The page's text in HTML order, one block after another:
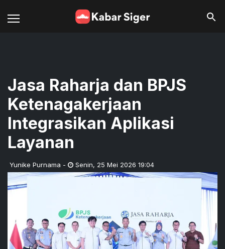
Jasa Raharja dan BPJS
Ketenagakerjaan
Integrasikan Aplikasi
Layanan
Yunike Purnama - Senin, 25 Mei 2026 19:04